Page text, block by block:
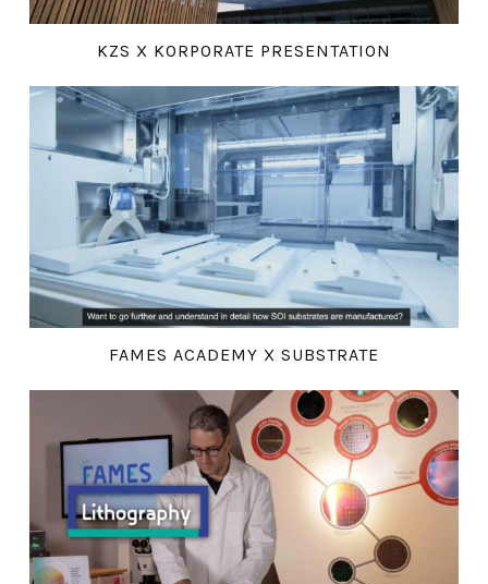
KZS X KORPORATE PRESENTATION
FAMES ACADEMY X SUBSTRATE